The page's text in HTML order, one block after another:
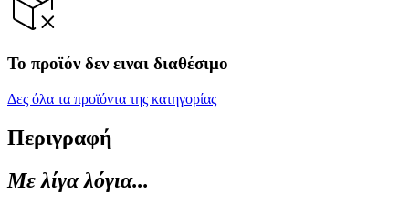
Το προϊόν δεν ειναι διαθέσιμο
Δες όλα τα προϊόντα της κατηγορίας
Περιγραφή
Με λίγα λόγια...